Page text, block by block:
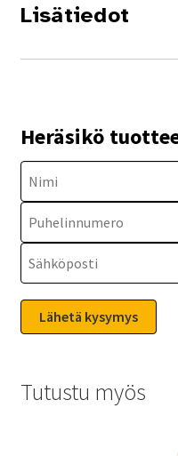
Lisätiedot
Heräsikö
Tutustu myös